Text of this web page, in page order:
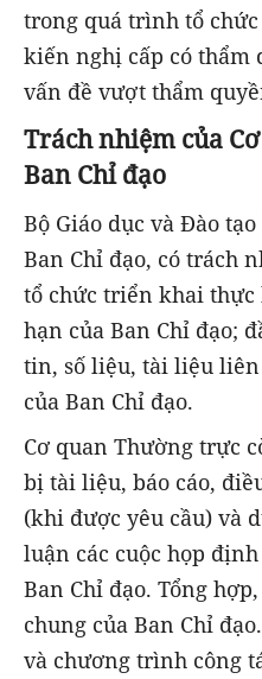
trong quá trình tổ
kiến nghị cấp có thẩm
vấn đề vượt thẩm
Trách nhiệm của
Ban Chỉ đạo
Bộ Giáo dục và Đào
Ban Chỉ đạo, có trách
tổ chức triển khai
hạn của Ban Chỉ đạo;
tin, số liệu, tài liệu
của Ban Chỉ đạo.
Cơ quan Thường trực
bị tài liệu, báo cáo,
(khi được yêu cầu) và
luận các cuộc họp
Ban Chỉ đạo. Tổng
chung của Ban Chỉ
và chương trình công